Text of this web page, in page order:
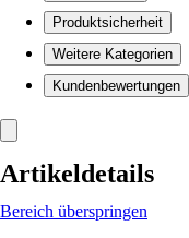
Produktsicherheit
Weitere Kategorien
Kundenbewertungen
Artikeldetails
Bereich überspringen